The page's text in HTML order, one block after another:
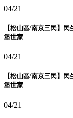
04/21
【松山區/南京三民】
堡世家
04/21
【松山區/南京三民】
堡世家
04/21